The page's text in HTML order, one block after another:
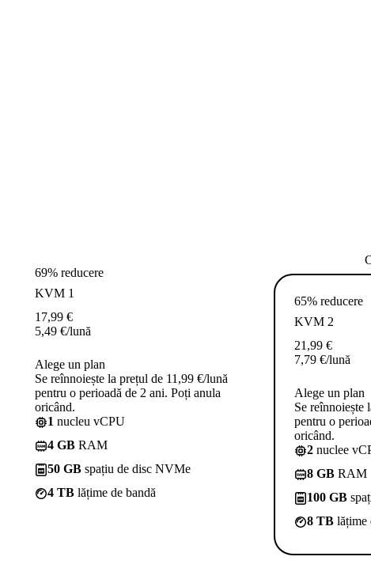
69% reducere
KVM 1
17,99 €
5,49 €/lună
Alege un plan
Se reînnoiește la prețul de 11,99 €/lună
pentru o perioadă de 2 ani. Poți anula
oricând.
1 nucleu vCPU
4 GB RAM
50 GB spațiu de disc NVMe
4 TB lățime de bandă
65% reducere
KVM 2
21,99 €
7,79 €/lună
Alege un plan
Se reînnoiește
pentru o
oricând.
2 nuclee
8 GB RAM
100 GB
8 TB lățime